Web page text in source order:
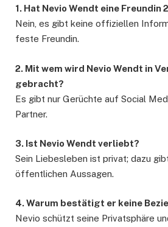
1. Hat Nevio Wendt eine Freundin
Nein, es gibt keine offiziellen
feste Freundin.
2. Mit wem wird Nevio Wendt in
gebracht?
Es gibt nur Gerüchte auf Social
Partner.
3. Ist Nevio Wendt verliebt?
Sein Liebesleben ist privat; dazu
öffentlichen Aussagen.
4. Warum bestätigt er keine
Nevio schützt seine Privatsphäre